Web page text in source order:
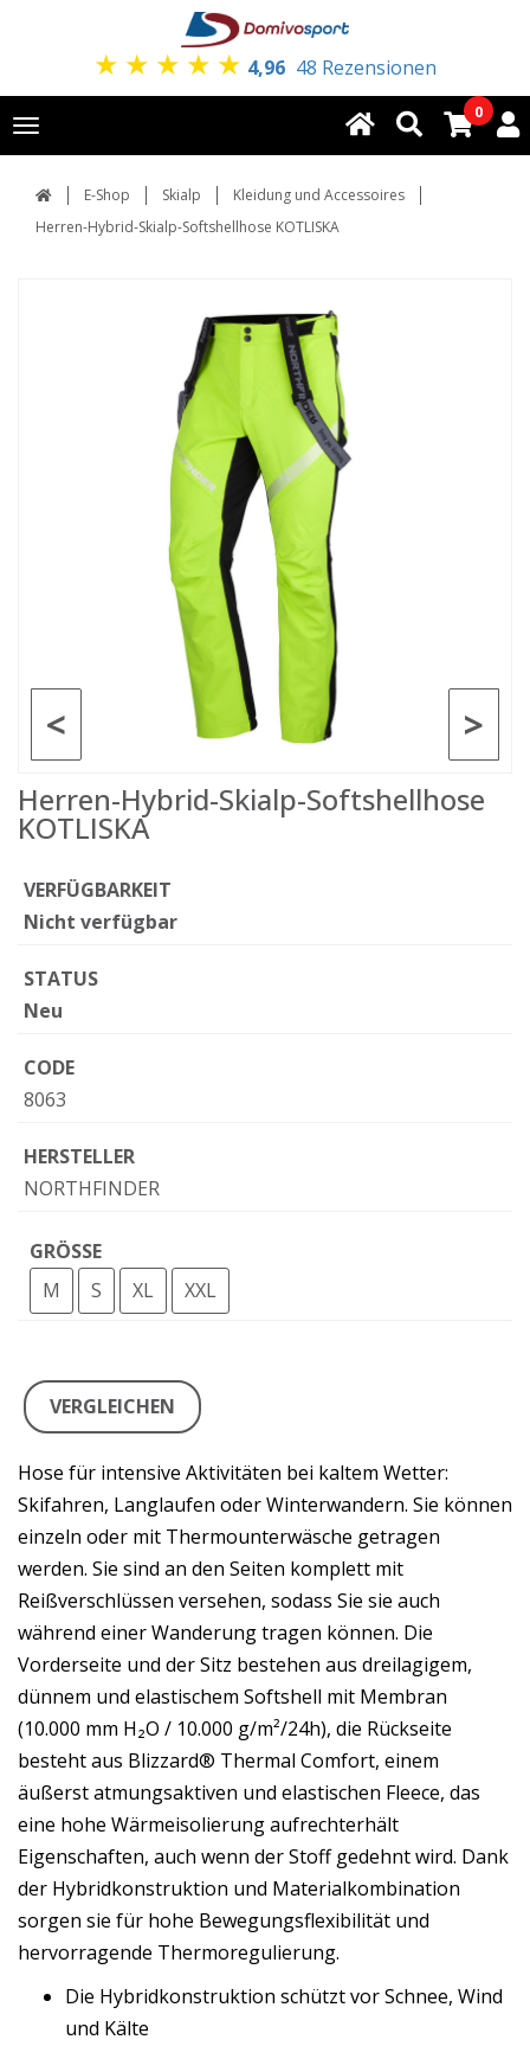
★ ★ ★ ★ ★ 4,96 48 Rezensionen
Toggle
navigation
0
E-Shop Skialp
Kleidung und Accessoires
Herren-Hybrid-Skialp-Softshellhose KOTLISKA
>
<
Herren-Hybrid-Skialp-Softshellhose
KOTLISKA
VERFÜGBARKEIT
Nicht verfügbar
STATUS
Neu
CODE
8063
HERSTELLER
NORTHFINDER
GRÖSSE
M
S XL XXL
VERGLEICHEN
Hose für intensive Aktivitäten bei kaltem Wetter:
Skifahren, Langlaufen oder Winterwandern. Sie können
einzeln oder mit Thermounterwäsche getragen
werden. Sie sind an den Seiten komplett mit
Reißverschlüssen versehen, sodass Sie sie auch
während einer Wanderung tragen können. Die
Vorderseite und der Sitz bestehen aus dreilagigem,
dünnem und elastischem Softshell mit Membran
(10.000 mm H₂O / 10.000 g/m²/24h), die Rückseite
besteht aus Blizzard® Thermal Comfort, einem
äußerst atmungsaktiven und elastischen Fleece, das
eine hohe Wärmeisolierung aufrechterhält
Eigenschaften, auch wenn der Stoff gedehnt wird. Dank
der Hybridkonstruktion und Materialkombination
sorgen sie für hohe Bewegungsflexibilität und
hervorragende Thermoregulierung.
Die Hybridkonstruktion schützt vor Schnee, Wind
und Kälte